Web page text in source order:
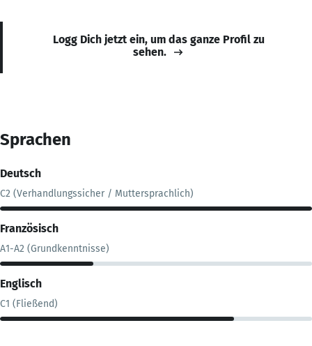
Logg Dich jetzt ein, um das ganze Profil zu
sehen.
Sprachen
Deutsch
C2 (Verhandlungssicher / Muttersprachlich)
Französisch
A1-A2 (Grundkenntnisse)
Englisch
C1 (Fließend)